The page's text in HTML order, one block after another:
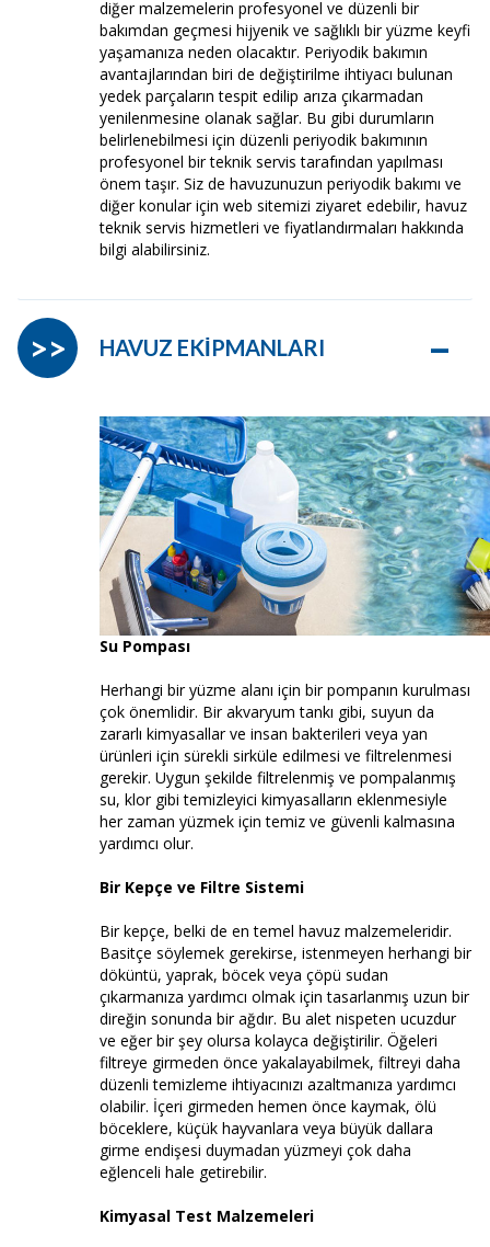
diğer malzemelerin profesyonel ve düzenli bir
bakımdan geçmesi hijyenik ve sağlıklı bir yüzme keyfi
yaşamanıza neden olacaktır. Periyodik bakımın
avantajlarından biri de değiştirilme ihtiyacı bulunan
yedek parçaların tespit edilip arıza çıkarmadan
yenilenmesine olanak sağlar. Bu gibi durumların
belirlenebilmesi için düzenli periyodik bakımının
profesyonel bir teknik servis tarafından yapılması
önem taşır. Siz de havuzunuzun periyodik bakımı ve
diğer konular için web sitemizi ziyaret edebilir, havuz
teknik servis hizmetleri ve fiyatlandırmaları hakkında
bilgi alabilirsiniz.
HAVUZ EKİPMANLARI –
>>
Su Pompası
Herhangi bir yüzme alanı için bir pompanın kurulması
çok önemlidir. Bir akvaryum tankı gibi, suyun da
zararlı kimyasallar ve insan bakterileri veya yan
ürünleri için sürekli sirküle edilmesi ve filtrelenmesi
gerekir. Uygun şekilde filtrelenmiş ve pompalanmış
su, klor gibi temizleyici kimyasalların eklenmesiyle
her zaman yüzmek için temiz ve güvenli kalmasına
yardımcı olur.
Bir Kepçe ve Filtre Sistemi
Bir kepçe, belki de en temel havuz malzemeleridir.
Basitçe söylemek gerekirse, istenmeyen herhangi bir
döküntü, yaprak, böcek veya çöpü sudan
çıkarmanıza yardımcı olmak için tasarlanmış uzun bir
direğin sonunda bir ağdır. Bu alet nispeten ucuzdur
ve eğer bir şey olursa kolayca değiştirilir. Öğeleri
filtreye girmeden önce yakalayabilmek, filtreyi daha
düzenli temizleme ihtiyacınızı azaltmanıza yardımcı
olabilir. İçeri girmeden hemen önce kaymak, ölü
böceklere, küçük hayvanlara veya büyük dallara
girme endişesi duymadan yüzmeyi çok daha
eğlenceli hale getirebilir.
Kimyasal Test Malzemeleri